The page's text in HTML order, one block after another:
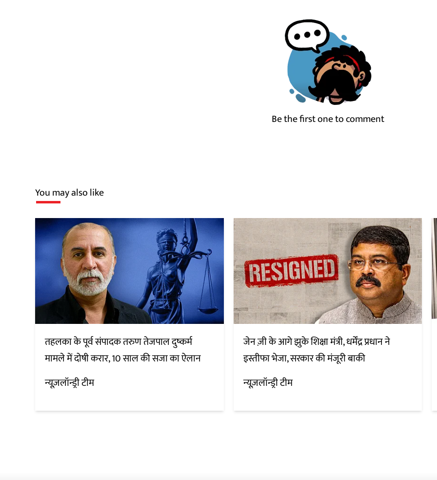
Be the first one to comment
You may also like
तहलका के पूर्व संपादक तरुण तेजपाल दुष्कर्म
मामले में दोषी करार, 10 साल की सजा का ऐलान
न्यूज़लॉन्ड्री टीम
जेन ज़ी के आगे झुके शिक्षा मंत्री, धर्मेंद्र प्रधान ने
इस्तीफा भेजा, सरकार की मंजूरी बाकी
न्यूज़लॉन्ड्री टीम